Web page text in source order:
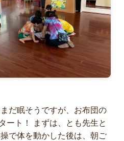
だ眠そうですが、お布団の
ート！ まずは、とも先生と
で体を動かした後は、朝ご